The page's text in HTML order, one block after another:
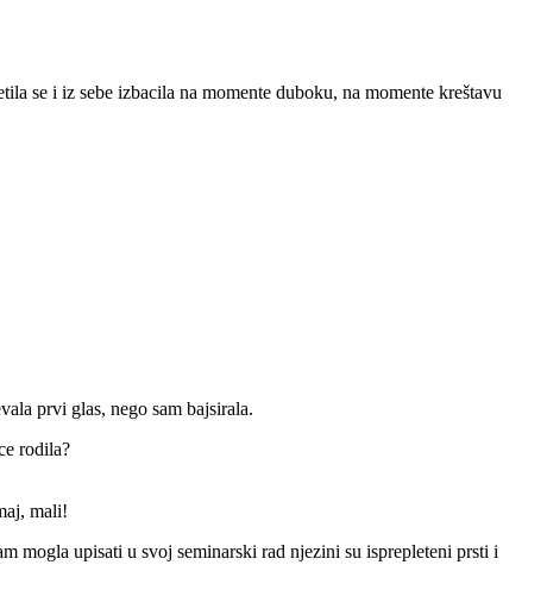
se i iz sebe izbacila na momente duboku, na momente kreštavu
prvi glas, nego sam bajsirala.
rodila?
mali!
mogla upisati u svoj seminarski rad njezini su isprepleteni prsti i